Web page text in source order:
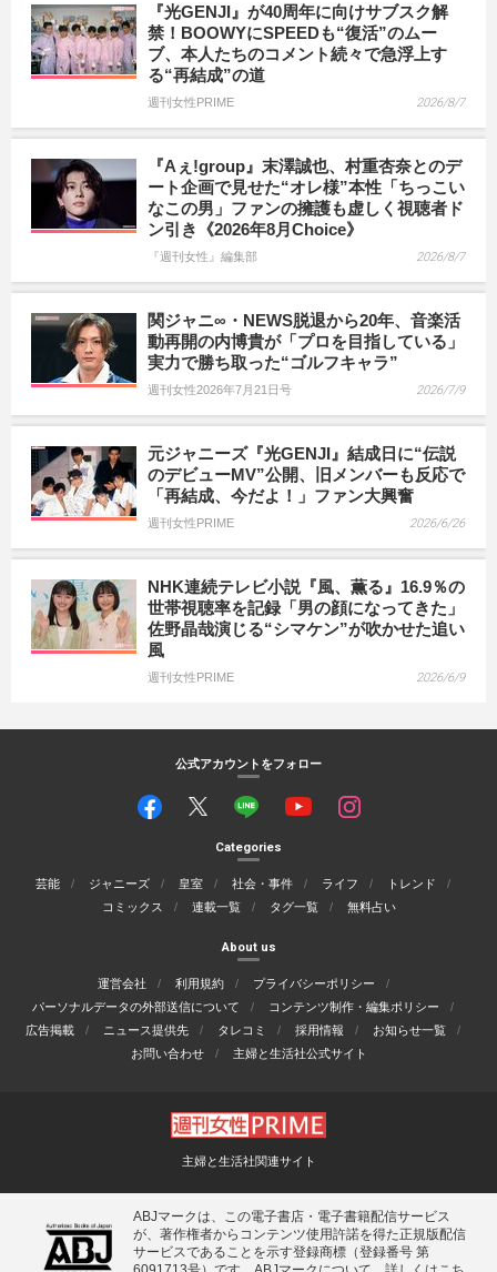
『光GENJI』が40周年に向けサブスク解
禁！BOOWYにSPEEDも“復活”のムー
ブ、本人たちのコメント続々で急浮上す
る“再結成”の道
週刊女性PRIME 2026/8/7
『Aぇ!group』末澤誠也、村重杏奈とのデ
ート企画で見せた“オレ様”本性「ちっこい
なこの男」ファンの擁護も虚しく視聴者ド
ン引き《2026年8月Choice》
『週刊女性』編集部 2026/8/7
関ジャニ∞・NEWS脱退から20年、音楽活
動再開の内博貴が「プロを目指している」
実力で勝ち取った“ゴルフキャラ”
週刊女性2026年7月21日号 2026/7/9
元ジャニーズ『光GENJI』結成日に“伝説
のデビューMV”公開、旧メンバーも反応で
「再結成、今だよ！」ファン大興奮
週刊女性PRIME 2026/6/26
NHK連続テレビ小説『風、薫る』16.9％の
世帯視聴率を記録「男の顔になってきた」
佐野晶哉演じる“シマケン”が吹かせた追い
風
週刊女性PRIME 2026/6/9
公式アカウントをフォロー
Categories
芸能 ジャニーズ 皇室 社会・事件 ライフ
トレンド
コミックス
連載一覧 タグ一覧 無料占い
About us
運営会社 利用規約
プライバシーポリシー
パーソナルデータの外部送信について
コンテンツ制作・編集ポリシー
広告掲載
ニュース提供先 タレコミ 採用情報
お知らせ一覧
お問い合わせ
主婦と生活社公式サイト
主婦と生活社関連サイト
ABJマークは、この電子書店・電子書籍配信サービス
が、著作権者からコンテンツ使用許諾を得た正規版配信
サービスであることを示す登録商標（登録番号 第